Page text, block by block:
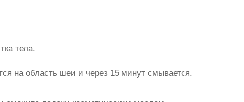
тела.
на область шеи и через 15 минут смывается.